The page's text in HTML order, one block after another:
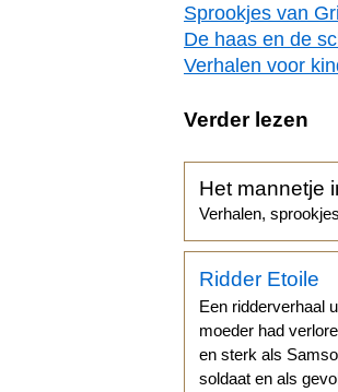
Sprookjes van
De haas en de
Verhalen voor
Verder lezen
Het mannetje
Verhalen,
Ridder Etoile
Een ridderverhaal
moeder had
en sterk als
soldaat en als